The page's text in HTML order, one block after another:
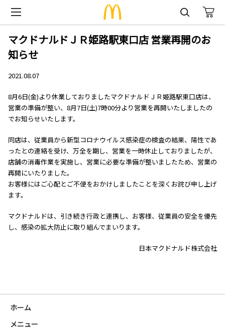
マクドナルドＪＲ姫路駅東口店 営業再開のお
知らせ
2021.08.07
8月6日(金)より休業しておりましたマクドナルドＪＲ姫路駅東口店は、
営業の準備が整い、8月7日(土)7時00分より営業を再開いたしましたの
でお知らせいたします。
同店は、従業員から新型コロナウイルス感染症の検査の結果、陽性であ
ったとの連絡を受け、万全を期し、営業を一時休止しておりましたが、
店舗の消毒作業を実施し、営業に必要な準備が整いましたため、営業の
再開にいたりました。
お客様にはご心配とご不便をおかけしましたことを深くお詫び申し上げ
ます。
マクドナルドは、引き続き行政と連携し、お客様、従業員の安全を優先
し、感染の拡大防止に取り組んでまいります。
日本マクドナルド株式会社
ホーム
メニュー